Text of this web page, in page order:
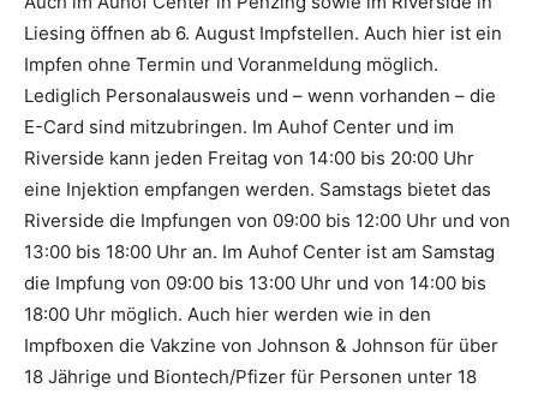
Liesing öffnen ab 6. August Impfstellen. Auch hier ist ein
Impfen ohne Termin und Voranmeldung möglich.
Lediglich Personalausweis und – wenn vorhanden – die
E-Card sind mitzubringen. Im Auhof Center und im
Riverside kann jeden Freitag von 14:00 bis 20:00 Uhr
eine Injektion empfangen werden. Samstags bietet das
Riverside die Impfungen von 09:00 bis 12:00 Uhr und von
13:00 bis 18:00 Uhr an. Im Auhof Center ist am Samstag
die Impfung von 09:00 bis 13:00 Uhr und von 14:00 bis
18:00 Uhr möglich. Auch hier werden wie in den
Impfboxen die Vakzine von Johnson & Johnson für über
18 Jährige und Biontech/Pfizer für Personen unter 18